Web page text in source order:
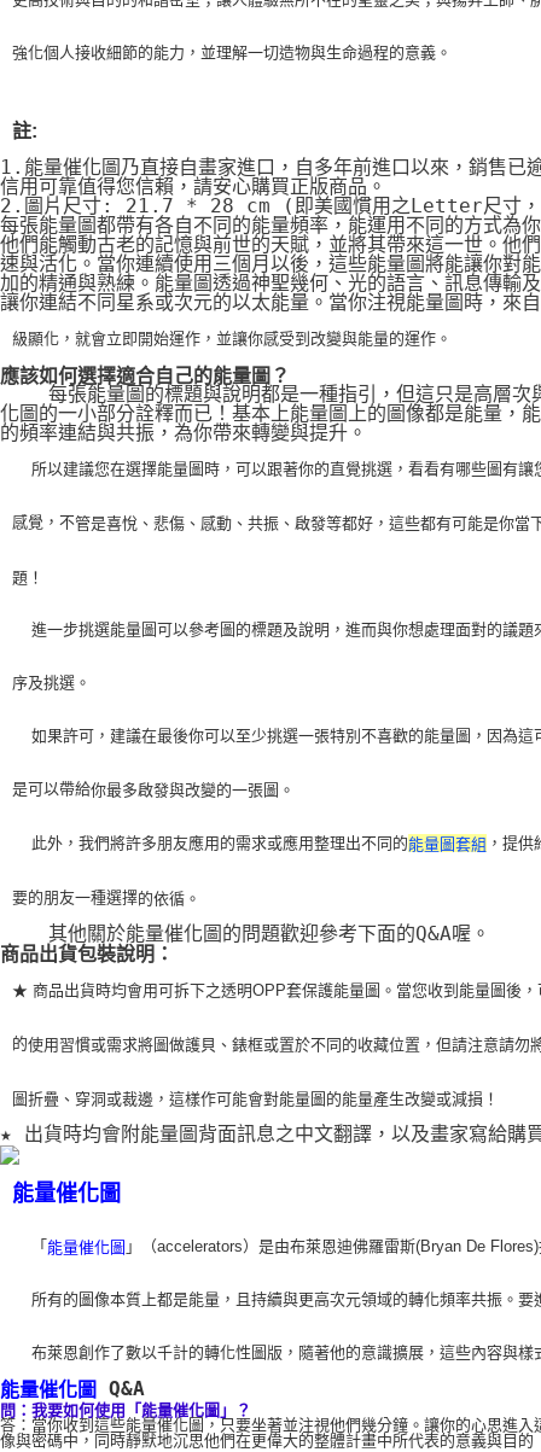
強化個人接收細節的能力，並理解一切造物與生命過程的意義。
註:
1.能量催化圖乃直接自畫家進口，自多年前進口以來，銷售已
信用可靠值得您信賴，請安心購買正版商品。
2.圖片尺寸: 21.7 * 28 cm (即美國慣用之Letter尺寸，
每張能量圖都帶有各自不同的能量頻率，能運用不同的方式為
他們能觸動古老的記憶與前世的天賦，並將其帶來這一世。他
速與活化。當你連續使用三個月以後，這些能量圖將能讓你對
加的精通與熟練。能量圖透過神聖幾何、光的語言、訊息傳輸
讓你連結不同星系或次元的以太能量。當你注視能量圖時，來
級顯化，就會立即開始運作，並讓你感受到改變與能量的運作。
應該如何選擇適合自己的能量圖？
每張能量圖的標題與說明都是一種指引，但這只是高層次
化圖的一小部分詮釋而已！基本上能量圖上的圖像都是能量，
的頻率連結與共振，為你帶來轉變與提升。
所以建議您在選擇能量圖時，可以跟著你的直覺挑選，看看有哪些圖有讓
感覺，不管是喜悅、悲傷、感動、共振、啟發等都好，這些都有可能是你當
題！
進一步挑選能量圖可以參考圖的標題及說明，進而與你想處理面對的議題
序及挑選。
如果許可，建議在最後你可以至少挑選一張特別不喜歡的能量圖，因為這
是可以帶給你最多啟發與改變的一張圖。
    此外，我們將許多朋友應用的需求或應用整理出不同的
能量圖套組 ，提供
要的朋友一種選擇的依循。
    其他關於能量催化圖的問題歡迎參考下面的Q&A喔。
商品出貨包裝說明：
★ 商品出貨時均會用可拆下之透明OPP套保護能量圖。當您收到能量圖後，
的使用習慣或需求將圖做護貝、錶框或置於不同的收藏位置，但請注意請勿
圖折疊、穿洞或裁邊，這樣作可能會對能量圖的能量產生改變或減損！
★ 出貨時均會附能量圖背面訊息之中文翻譯，以及畫家寫給購
能量催化圖
「能量催化圖 」（accelerators）是由布萊恩迪佛羅雷斯(Bryan De
所有的圖像本質上都是能量，且持續與更高次元領域的轉化頻率共振。要
布萊恩創作了數以千計的轉化性圖版，隨著他的意識擴展，這些內容與樣
能量催化圖 Q&A
問：我要如何使用「能量催化圖」？
答：當你收到這些能量催化圖，只要坐著並注視他們幾分鐘。讓你的心思進
像與密碼中，同時靜默地沉思他們在更偉大的整體計畫中所代表的意義與目